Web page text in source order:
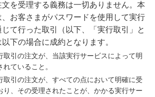
文を受理する義務は一切ありません。本
お客さまがパスワードを使用して実行
て行った取引（以下、「実行取引」と
下の場合に成約となります。
取引の注文が、当該実行サービスによって明
れていること。
取引の注文が、すべての点において明確に受
り、その受理されたことが、かかる実行サー